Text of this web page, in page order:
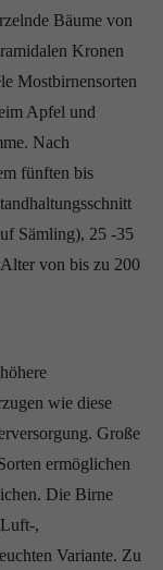
Bäume von
Kronen
Mostbirnensorten
Apfel und
Nach
fünften bis
Sämling), 25 -35
von bis zu 200
wie diese
Große
ermöglichen
Die Birne
,
Variante. Zu